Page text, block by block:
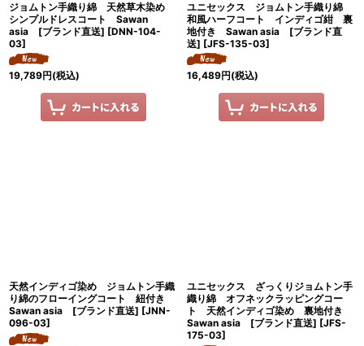
ジョムトン手織り綿 天然草木染め
シンプルドレスコート Sawan
asia [ブランド直送] [DNN-104-
03]
19,789円(税込)
ユニセックス ジョムトン手織り綿
和風ハーフコート インディゴ紺 裏
地付き Sawan asia [ブランド直
送] [JFS-135-03]
16,489円(税込)
天然インディゴ染め ジョムトン手織
り綿のフローイングコート 紐付き
Sawan asia [ブランド直送] [JNN-
096-03]
ユニセックス ざっくりジョムトン手
織り綿 オフネックラッピングコー
ト 天然インディゴ染め 裏地付き
Sawan asia [ブランド直送] [JFS-
175-03]